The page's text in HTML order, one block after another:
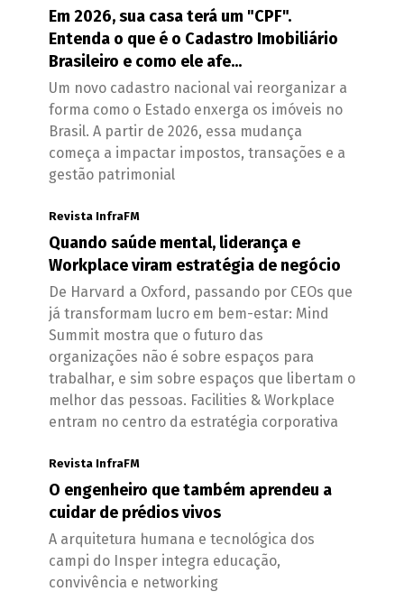
Em 2026, sua casa terá um "CPF".
Entenda o que é o Cadastro Imobiliário
Brasileiro e como ele afe...
Um novo cadastro nacional vai reorganizar a
forma como o Estado enxerga os imóveis no
Brasil. A partir de 2026, essa mudança
começa a impactar impostos, transações e a
gestão patrimonial
Revista InfraFM
Quando saúde mental, liderança e
Workplace viram estratégia de negócio
De Harvard a Oxford, passando por CEOs que
já transformam lucro em bem-estar: Mind
Summit mostra que o futuro das
organizações não é sobre espaços para
trabalhar, e sim sobre espaços que libertam o
melhor das pessoas. Facilities & Workplace
entram no centro da estratégia corporativa
Revista InfraFM
O engenheiro que também aprendeu a
cuidar de prédios vivos
A arquitetura humana e tecnológica dos
campi do Insper integra educação,
convivência e networking